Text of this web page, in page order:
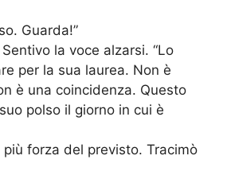
Guarda!”
Sentivo la voce alzarsi. “Lo
per la sua laurea. Non è
è una coincidenza. Questo
polso il giorno in cui è
forza del previsto. Tracimò